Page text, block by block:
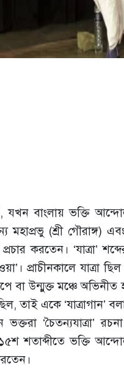
যখন বাংলায় ভক্তি
(শ্রী গৌরাঙ্গ)
করতেন। ‘যাত্রা’
প্রাচীনকালে যাত্রা
বা উন্মুক্ত মঞ্চে
তাই একে ‘যাত্রাগান’
‘চৈতন্যযাত্রা’
শতাব্দীতে ভক্তি